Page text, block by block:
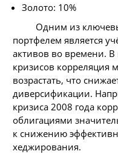
Золото: 10%
Одним из
портфелем является
активов во времени.
кризисов корреляция
возрастать, что
диверсификации.
кризиса 2008 года
облигациями
к снижению
хеджирования.